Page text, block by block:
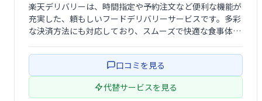
楽天デリバリーは、時間指定や予約注文など便利な機能が
充実した、頼もしいフードデリバリーサービスです。多彩
な決済方法にも対応しており、スムーズで快適な食事体験
軽にお楽しみください。
口コミを見る
代替サービスを見る